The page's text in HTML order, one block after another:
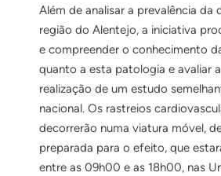
Além de analisar a prevalência da
região do Alentejo, a iniciativa
e compreender o conhecimento
quanto a esta patologia e avaliar
realização de um estudo
nacional. Os rastreios
decorrerão numa viatura móvel,
preparada para o efeito, que
entre as 09h00 e as 18h00, nas